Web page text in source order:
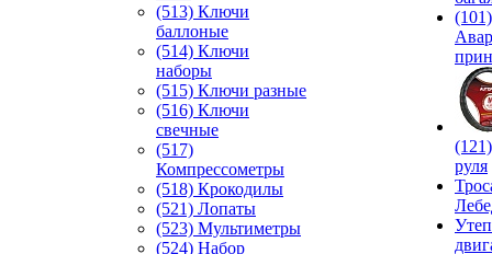
(513) Ключи
баллоные
(514) Ключи
наборы
(515) Ключи разные
(516) Ключи
свечные
(517)
Компрессометры
(518) Крокодилы
(521) Лопаты
(523) Мультиметры
(524) Набор
(101)
руля